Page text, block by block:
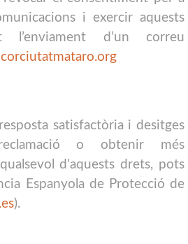
i exercir aquests
l’enviament d’un correu
satisfactòria i desitges
o obtenir més
d'aquests drets, pots
Espanyola de Protecció de
).